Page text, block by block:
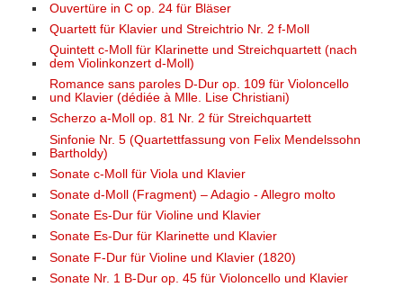
Ouvertüre in C op. 24 für Bläser
Quartett für Klavier und Streichtrio Nr. 2 f-Moll
Quintett c-Moll für Klarinette und Streichquartett (nach
dem Violinkonzert d-Moll)
Romance sans paroles D-Dur op. 109 für Violoncello
und Klavier (dédiée à Mlle. Lise Christiani)
Scherzo a-Moll op. 81 Nr. 2 für Streichquartett
Sinfonie Nr. 5 (Quartettfassung von Felix Mendelssohn
Bartholdy)
Sonate c-Moll für Viola und Klavier
Sonate d-Moll (Fragment) – Adagio - Allegro molto
Sonate Es-Dur für Violine und Klavier
Sonate Es-Dur für Klarinette und Klavier
Sonate F-Dur für Violine und Klavier (1820)
Sonate Nr. 1 B-Dur op. 45 für Violoncello und Klavier